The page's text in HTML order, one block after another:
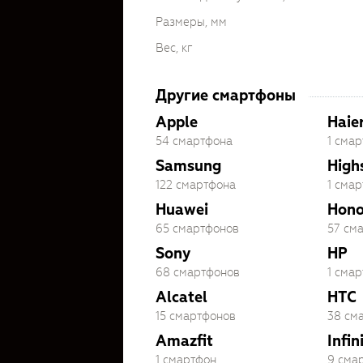
Размеры, мм
Вес, кг
Другие смартфоны
Apple
54 смартфона
Samsung
122 смартфона
Huawei
65 смартфонов
Sony
68 смартфонов
Alcatel
15 смартфонов
Amazfit
1 смартфон
1
1
57
HP
1
HTC
38
9